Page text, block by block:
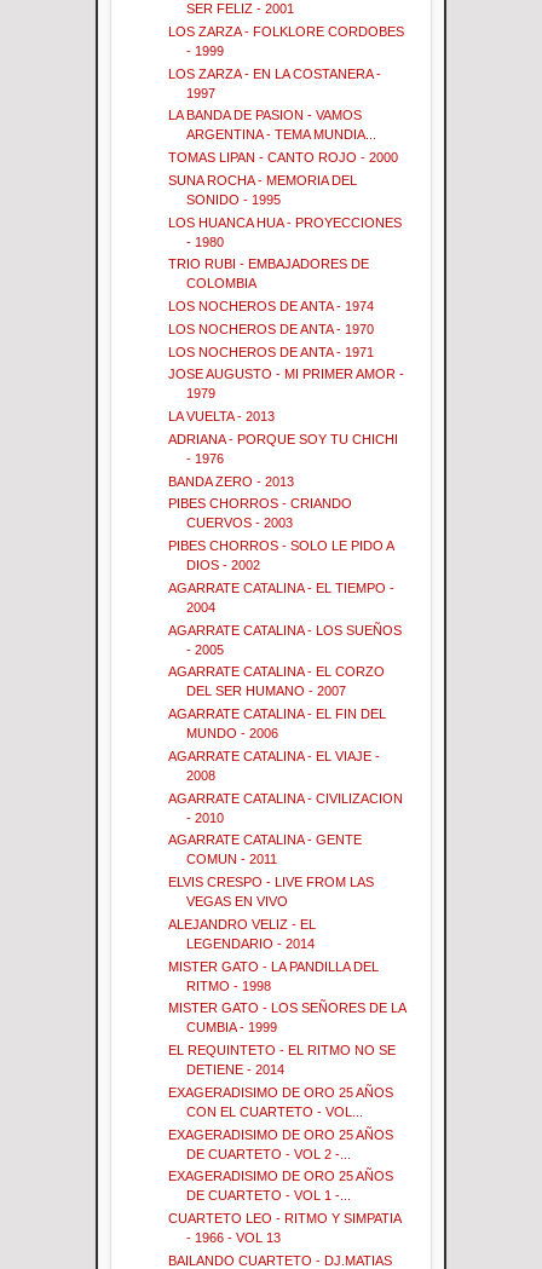
SER FELIZ - 2001
LOS ZARZA - FOLKLORE CORDOBES
- 1999
LOS ZARZA - EN LA COSTANERA -
1997
LA BANDA DE PASION - VAMOS
ARGENTINA - TEMA MUNDIA...
TOMAS LIPAN - CANTO ROJO - 2000
SUNA ROCHA - MEMORIA DEL
SONIDO - 1995
LOS HUANCA HUA - PROYECCIONES
- 1980
TRIO RUBI - EMBAJADORES DE
COLOMBIA
LOS NOCHEROS DE ANTA - 1974
LOS NOCHEROS DE ANTA - 1970
LOS NOCHEROS DE ANTA - 1971
JOSE AUGUSTO - MI PRIMER AMOR -
1979
LA VUELTA - 2013
ADRIANA - PORQUE SOY TU CHICHI
- 1976
BANDA ZERO - 2013
PIBES CHORROS - CRIANDO
CUERVOS - 2003
PIBES CHORROS - SOLO LE PIDO A
DIOS - 2002
AGARRATE CATALINA - EL TIEMPO -
2004
AGARRATE CATALINA - LOS SUEÑOS
- 2005
AGARRATE CATALINA - EL CORZO
DEL SER HUMANO - 2007
AGARRATE CATALINA - EL FIN DEL
MUNDO - 2006
AGARRATE CATALINA - EL VIAJE -
2008
AGARRATE CATALINA - CIVILIZACION
- 2010
AGARRATE CATALINA - GENTE
COMUN - 2011
ELVIS CRESPO - LIVE FROM LAS
VEGAS EN VIVO
ALEJANDRO VELIZ - EL
LEGENDARIO - 2014
MISTER GATO - LA PANDILLA DEL
RITMO - 1998
MISTER GATO - LOS SEÑORES DE LA
CUMBIA - 1999
EL REQUINTETO - EL RITMO NO SE
DETIENE - 2014
EXAGERADISIMO DE ORO 25 AÑOS
CON EL CUARTETO - VOL...
EXAGERADISIMO DE ORO 25 AÑOS
DE CUARTETO - VOL 2 -...
EXAGERADISIMO DE ORO 25 AÑOS
DE CUARTETO - VOL 1 -...
CUARTETO LEO - RITMO Y SIMPATIA
- 1966 - VOL 13
BAILANDO CUARTETO - DJ.MATIAS